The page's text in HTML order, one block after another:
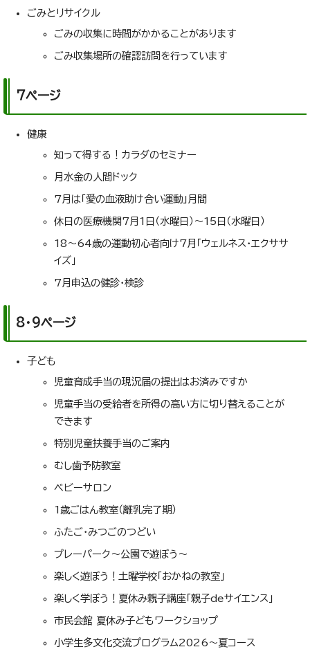
ごみとリサイクル
ごみの収集に時間がかかることがあります
ごみ収集場所の確認訪問を行っています
7ページ
健康
知って得する！カラダのセミナー
月水金の人間ドック
7月は「愛の血液助け合い運動」月間
休日の医療機関7月1日（水曜日）～15日（水曜日）
18～64歳の運動初心者向け7月「ウェルネス・エクササ
イズ」
7月申込の健診・検診
8・9ページ
子ども
児童育成手当の現況届の提出はお済みですか
児童手当の受給者を所得の高い方に切り替えることが
できます
特別児童扶養手当のご案内
むし歯予防教室
ベビーサロン
1歳ごはん教室（離乳完了期）
ふたご・みつごのつどい
プレーパーク～公園で遊ぼう～
楽しく遊ぼう！土曜学校「おかねの教室」
楽しく学ぼう！夏休み親子講座「親子deサイエンス」
市民会館 夏休み子どもワークショップ
小学生多文化交流プログラム2026～夏コース